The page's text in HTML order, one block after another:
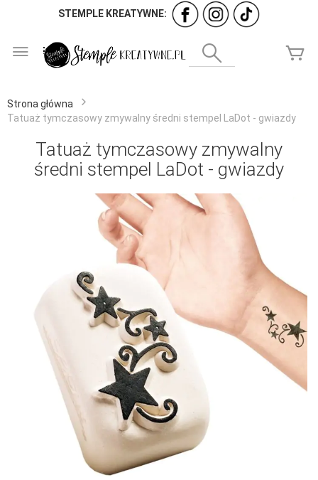
STEMPLE KREATYWNE:
do
treści
Strona główna
Tatuaż tymczasowy zmywalny średni stempel LaDot - gwiazdy
Tatuaż tymczasowy zmywalny
średni stempel LaDot - gwiazdy